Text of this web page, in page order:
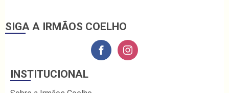
SIGA A IRMÃOS COELHO
INSTITUCIONAL